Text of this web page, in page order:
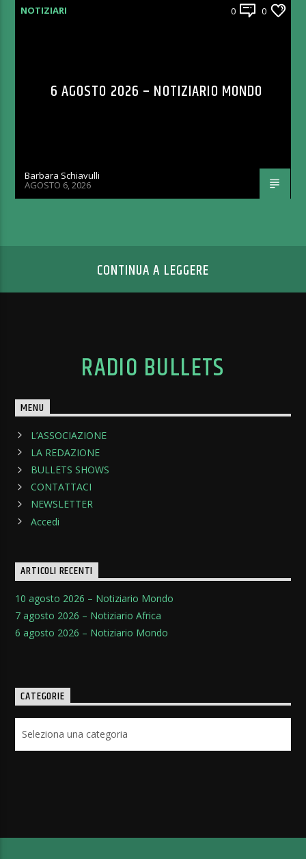
NOTIZIARI 0 0
6 AGOSTO 2026 – NOTIZIARIO MONDO
Barbara Schiavulli
AGOSTO 6, 2026
CONTINUA A LEGGERE
RADIO BULLETS
MENU
L’ASSOCIAZIONE
LA REDAZIONE
BULLETS SHOWS
CONTATTACI
NEWSLETTER
Accedi
ARTICOLI RECENTI
10 agosto 2026 – Notiziario Mondo
7 agosto 2026 – Notiziario Africa
6 agosto 2026 – Notiziario Mondo
CATEGORIE